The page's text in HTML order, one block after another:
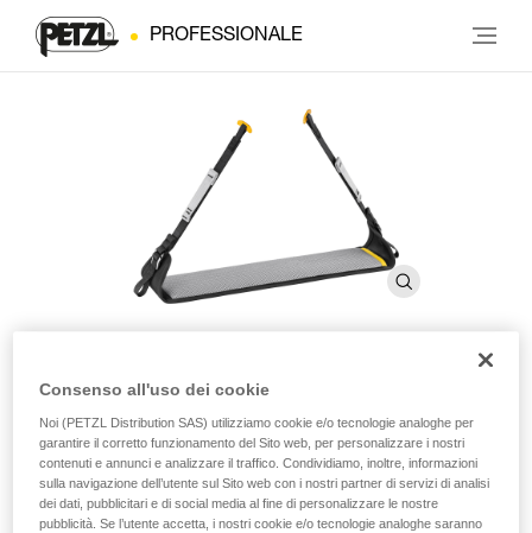
PROFESSIONALE
Custodia per sedile LITEPOD
Custodia di ricambio per sedile LITEPOD
Custodia di ricambio per sedile LITEPOD.
Consenso all'uso dei cookie
Noi (PETZL Distribution SAS) utilizziamo cookie e/o tecnologie analoghe per
garantire il corretto funzionamento del Sito web, per personalizzare i nostri
contenuti e annunci e analizzare il traffico. Condividiamo, inoltre, informazioni
sulla navigazione dell’utente sul Sito web con i nostri partner di servizi di analisi
dei dati, pubblicitari e di social media al fine di personalizzare le nostre
pubblicità. Se l’utente accetta, i nostri cookie e/o tecnologie analoghe saranno